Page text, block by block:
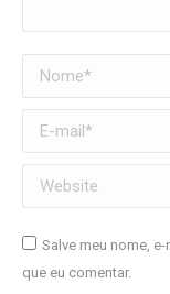
Nome *
E-mail *
Website
Salve meu nome,
que eu comentar.